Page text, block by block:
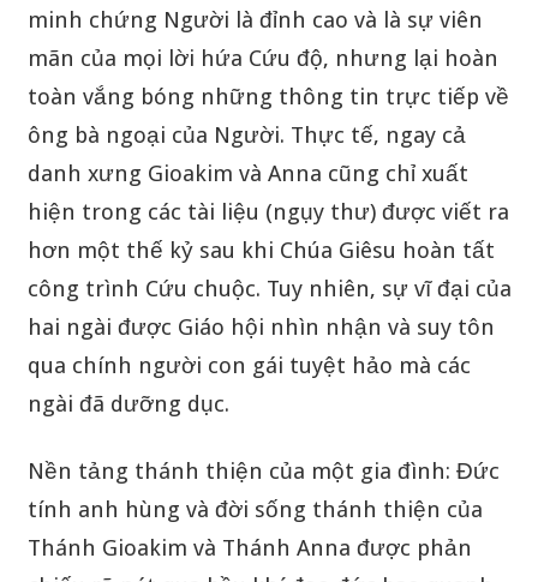
minh chứng Người là đỉnh cao và là sự viên
mãn của mọi lời hứa Cứu độ, nhưng lại hoàn
toàn vắng bóng những thông tin trực tiếp về
ông bà ngoại của Người. Thực tế, ngay cả
danh xưng Gioakim và Anna cũng chỉ xuất
hiện trong các tài liệu (ngụy thư) được viết ra
hơn một thế kỷ sau khi Chúa Giêsu hoàn tất
công trình Cứu chuộc. Tuy nhiên, sự vĩ đại của
hai ngài được Giáo hội nhìn nhận và suy tôn
qua chính người con gái tuyệt hảo mà các
ngài đã dưỡng dục.
Nền tảng thánh thiện của một gia đình: Đức
tính anh hùng và đời sống thánh thiện của
Thánh Gioakim và Thánh Anna được phản